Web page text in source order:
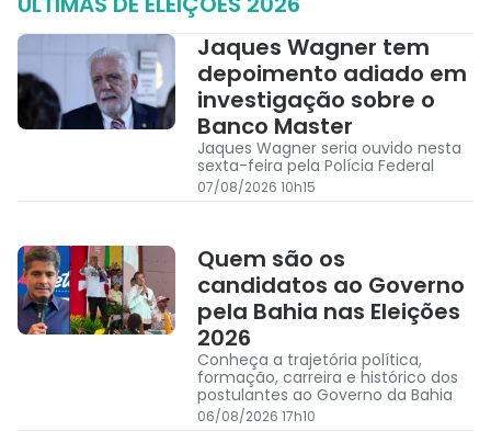
Jaques Wagner tem
depoimento adiado em
investigação sobre o
Banco Master
Jaques Wagner seria ouvido nesta
sexta-feira pela Polícia Federal
07/08/2026 10h15
Quem são os
candidatos ao Governo
pela Bahia nas Eleições
2026
Conheça a trajetória política,
formação, carreira e histórico dos
postulantes ao Governo da Bahia
06/08/2026 17h10